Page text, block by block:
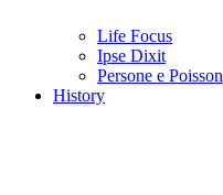
Life Focus
Ipse Dixit
Persone e Poisson
History